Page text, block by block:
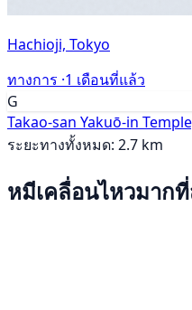
Hachioji, Tokyo
ทางการ ·1 เดือนที่แล้ว
G
Takao-san Yakuō-in
ระยะทางทั้งหมด: 2.7 km
หมีเคลื่อนไหวมาก